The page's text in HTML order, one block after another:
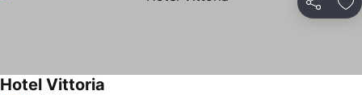
Sdílet
Hotel Vittoria